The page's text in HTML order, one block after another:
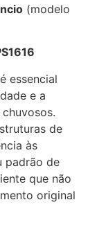
(modelo
é essencial
e a
de
às
padrão de
que não
original